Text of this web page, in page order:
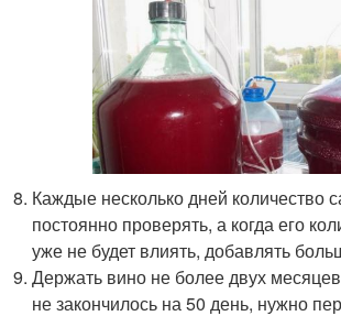
Каждые несколько дней количество
постоянно проверять, а когда его
уже не будет влиять, добавлять
Держать вино не более двух
не закончилось на 50 день, нужно